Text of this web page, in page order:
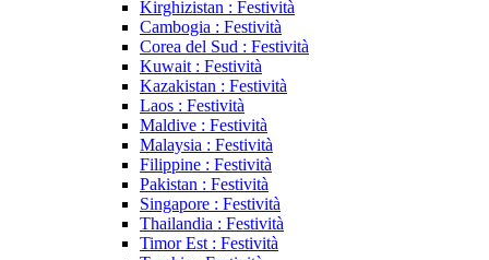
Kirghizistan : Festività
Cambogia : Festività
Corea del Sud : Festività
Kuwait : Festività
Kazakistan : Festività
Laos : Festività
Maldive : Festività
Malaysia : Festività
Filippine : Festività
Pakistan : Festività
Singapore : Festività
Thailandia : Festività
Timor Est : Festività